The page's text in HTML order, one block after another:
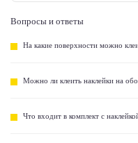
Вопросы и ответы
На какие поверхности можно
Можно ли клеить наклейки на
Что входит в комплект с